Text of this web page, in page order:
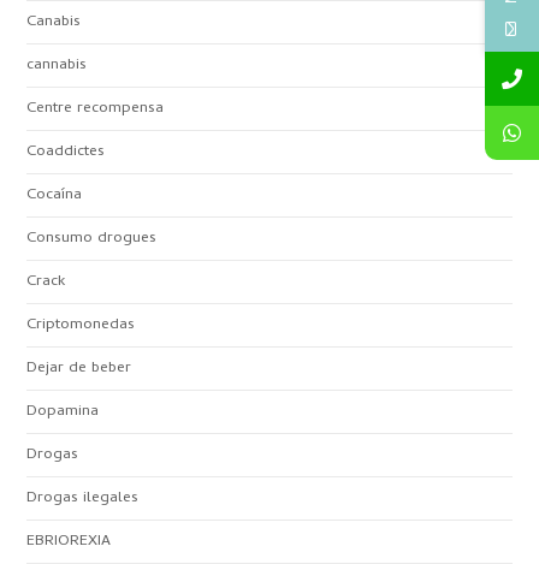
Canabis
cannabis
Centre recompensa
Coaddictes
Cocaína
Consumo drogues
Crack
Criptomonedas
Dejar de beber
Dopamina
Drogas
Drogas ilegales
EBRIOREXIA